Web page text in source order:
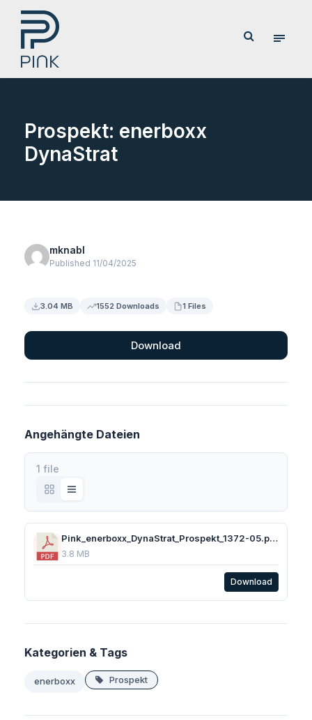
Prospekt: enerboxx
DynaStrat
mknabl
Published 11/04/2025
3.04 MB 1552 Downloads 1 Files
Download
Angehängte Dateien
1 file
Pink_enerboxx_DynaStrat_Prospekt_1372-05.pdf
3.8 MB
Download
Kategorien & Tags
enerboxx Prospekt